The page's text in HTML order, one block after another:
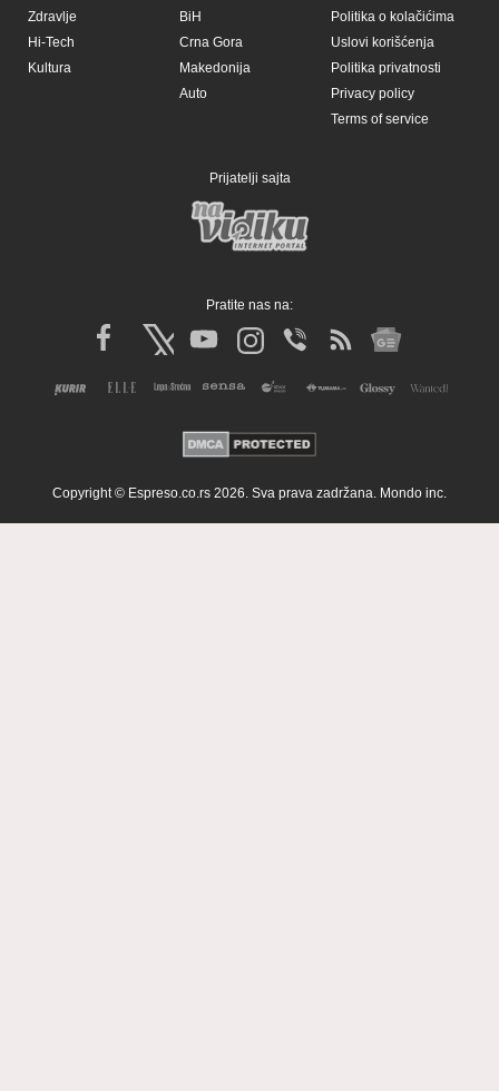
Zdravlje
Hi-Tech
Kultura
BiH
Crna Gora
Makedonija
Auto
Politika o kolačićima
Uslovi korišćenja
Politika privatnosti
Privacy policy
Terms of service
Prijatelji sajta
Pratite nas na:
Copyright © Espreso.co.rs 2026. Sva prava zadržana. Mondo inc.